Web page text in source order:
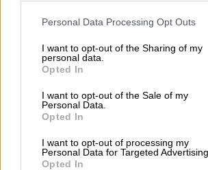
Please note that this website/app uses one
not limited to your visit or usage behaviour.
grant or deny consent to Google and its
use your data for below specified purposes
consent section.
Personal Data Processing Opt Outs
I want to opt-out of the Sharing of my
personal data.
Opted In
I want to opt-out of the Sale of my
Personal Data.
Opted In
I want to opt-out of processing my
Personal Data for Targeted Advertising.
Opted In
ακτινοβολία
διάρκειας τριών
Άρτεμις », που ταξίδεψε
και στη συνέχεια επέστρεψε
ενσωματώθηκαν πολλοί
μέτρησης της ακτινοβολίας:
τοποθεσίες μέσα στο